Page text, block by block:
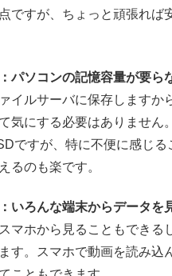
ですが、ちょっと頑張れば
パソコンの記憶容量が要ら
イルサーバに保存しますか
気にする必要はありません
ですが、特に不便に感じる
るのも楽です。
いろんな端末からデータを
マホから見ることもできる
す。スマホで動画を読み込